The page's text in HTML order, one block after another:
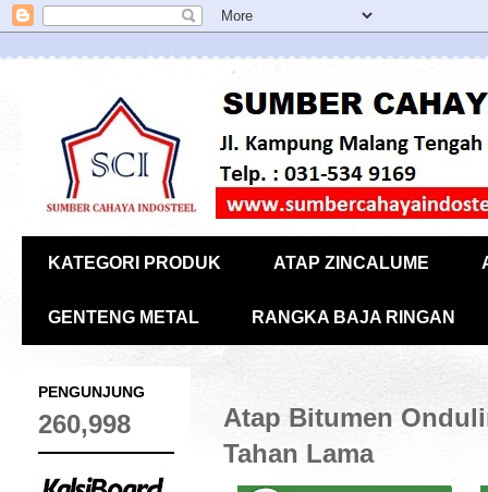
KATEGORI PRODUK ATAP ZINCALUME
GENTENG METAL RANGKA BAJA RINGAN
Atap Bitumen
Tahan Lama
PENGUNJUNG
260,998